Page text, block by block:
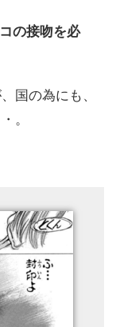
の接吻を必
国の為にも、
。